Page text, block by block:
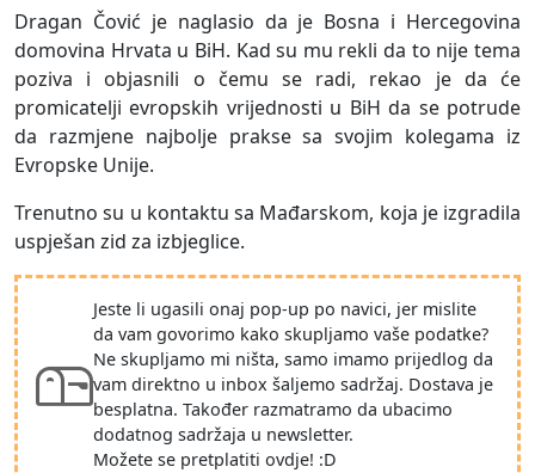
Dragan Čović je naglasio da je Bosna i Hercegovina
domovina Hrvata u BiH. Kad su mu rekli da to nije tema
poziva i objasnili o čemu se radi, rekao je da će
promicatelji evropskih vrijednosti u BiH da se potrude
da razmjene najbolje prakse sa svojim kolegama iz
Evropske Unije.
Trenutno su u kontaktu sa Mađarskom, koja je izgradila
uspješan zid za izbjeglice.
Jeste li ugasili onaj pop-up po navici, jer mislite
da vam govorimo kako skupljamo vaše podatke?
Ne skupljamo mi ništa, samo imamo prijedlog da
vam direktno u inbox šaljemo sadržaj. Dostava je
besplatna. Također razmatramo da ubacimo
dodatnog sadržaja u newsletter.
Možete se pretplatiti ovdje! :D